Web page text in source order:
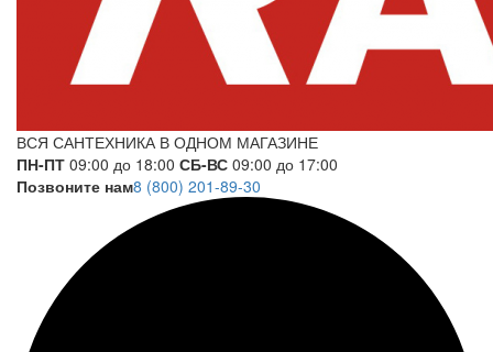
ВСЯ САНТЕХНИКА В ОДНОМ МАГАЗИНЕ
ПН-ПТ 09:00 до 18:00 СБ-ВС 09:00 до 17:00
Позвоните нам8 (800) 201-89-30